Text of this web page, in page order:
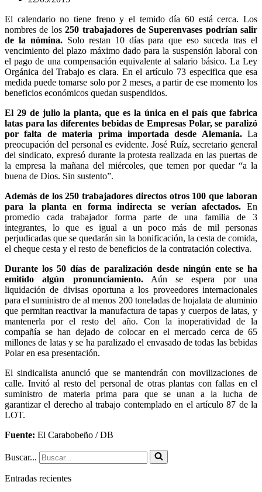
El calendario no tiene freno y el temido día 60 está cerca. Los
nombres de los250 trabajadores de Superenvases podrían salir
de la nómina.Solo restan 10 días para que eso suceda tras el
vencimiento del plazo máximo dado para la suspensión laboral con
el pago de una compensación equivalente al salario básico. La Ley
Orgánica del Trabajo es clara. En el artículo 73 especifica que esa
medida puede tomarse solo por 2 meses, a partir de ese momento los
beneficios económicos quedan suspendidos.
El 29 de julio la planta, que es la única en el país que fabrica
latas para las diferentes bebidas de Empresas Polar, se paralizó
por falta de materia prima importada desde Alemania.La
preocupación del personal es evidente. José Ruíz, secretario general
del sindicato, expresó durante la protesta realizada en las puertas de
la empresa la mañana del miércoles, que temen por quedar “a la
buena de Dios. Sin sustento”.
Además de los 250 trabajadores directos otros 100 que laboran
para la planta en forma indirecta se verían afectados. En
promedio cada trabajador forma parte de una familia de 3
integrantes, lo que es igual a un poco más de mil personas
perjudicadas que se quedarán sin la bonificación, la cesta de comida,
el cheque cesta y el resto de beneficios de la contratación colectiva.
Durante los 50 días de paralización desde ningún ente se ha
emitido algún pronunciamiento.Aún se espera por una
liquidación de divisas oportuna a los proveedores internacionales
para el suministro de al menos 200 toneladas de hojalata de aluminio
que permitan reactivar la manufactura de tapas y cuerpos de latas, y
mantenerla por el resto del año. Con la inoperatividad de la
compañía se han dejado de colocar en el mercado cerca de 65
millones de latas y se ha paralizado el envasado de todas las bebidas
Polar en esa presentación.
El sindicalista anunció que se mantendrán con movilizaciones de
calle. Invitó al resto del personal de otras plantas con fallas en el
suministro de materia prima para que se unan a la lucha de
garantizar el derecho al trabajo contemplado en el artículo 87 de la
LOT.
Fuente: El Carabobeño / DB
Buscar...
Entradas recientes